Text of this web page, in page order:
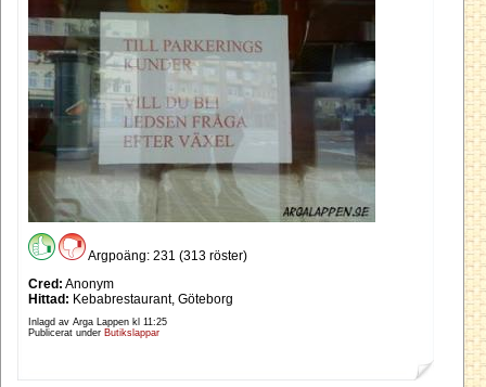
Argpoäng: 231 (313 röster)
Cred: Anonym
Hittad: Kebabrestaurant, Göteborg
Inlagd av Arga Lappen kl 11:25
Publicerat under Butikslappar